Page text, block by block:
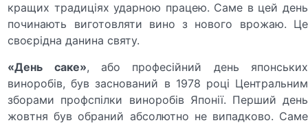
кращих традиціях ударною працею. Саме в цей день
починають виготовляти вино з нового врожаю. Це
своєрідна данина святу.
«День саке», або професійний день японських
виноробів, був заснований в 1978 році Центральним
зборами профспілки виноробів Японії. Перший день
жовтня був обраний абсолютно не випадково. Саме